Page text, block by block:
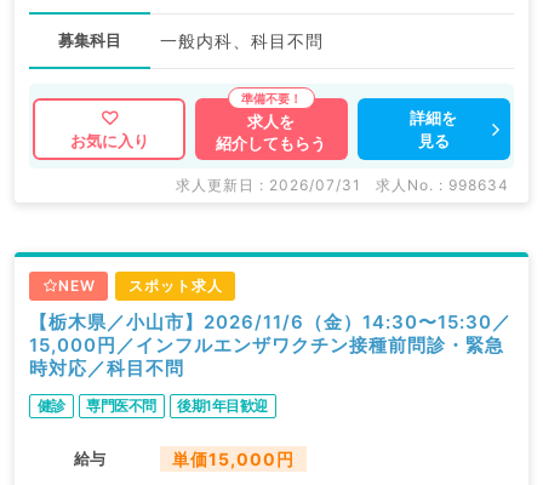
募集科目 一般内科、科目不問
お気に入り
求人を
紹介してもらう
詳細を
見る
求人更新日 : 2026/07/31 求人No. : 998634
NEW スポット求人
【栃木県／小山市】2026/11/6（金）14:30〜15:30／
15,000円／インフルエンザワクチン接種前問診・緊急
時対応／科目不問
健診 専門医不問 後期1年目歓迎
給与 単価15,000円